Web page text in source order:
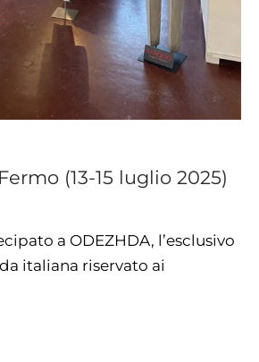
(13-15 luglio 2025)
a ODEZHDA, l’esclusivo
italiana riservato ai